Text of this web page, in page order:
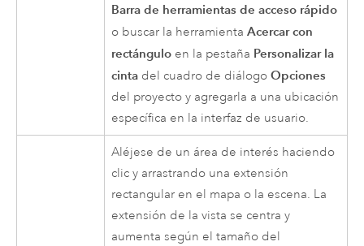
Barra de herramientas de acceso rápido
o buscar la herramientaAcercar con
rectángulo en la pestaña Personalizar la
cinta del cuadro de diálogoOpciones
del proyecto y agregarla a una ubicación
específica en la interfaz de usuario.
Aléjese de un área de interés haciendo
clic y arrastrando una extensión
rectangular en el mapa o la escena. La
extensión de la vista se centra y
aumenta según el tamaño del